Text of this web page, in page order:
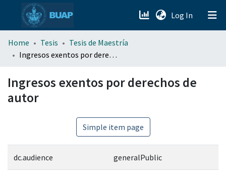
Log In (current)
menu.section.about_menu
Home Tesis
Tesis de Maestría
Ingresos exentos por derechos de autor
Ingresos exentos por derechos de
autor
Simple item page
dc.audience generalPublic